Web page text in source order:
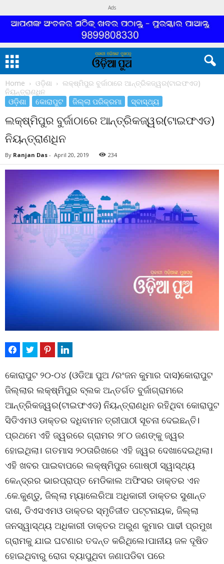
Ads
Home ଓଡ଼ିଶା
ଲକ୍ଷ୍ମିପୁର ବୁର୍ଜାଠାରେ ଆନ୍ତ୍ରିକଜ୍ୱର(ଟାଇଫଏଡ)
ନିୟନ୍ତ୍ରାଣଧିନ
ଓଡ଼ିଶା କୋରାପୁଟ ଜିଲ୍ଲା ପରିକ୍ରମା ସ୍ବାସ୍ଥ୍ୟ
ଲକ୍ଷ୍ମିପୁର ବୁର୍ଜାଠାରେ ଆନ୍ତ୍ରିକଜ୍ୱର(ଟାଇଫଏଡ)
ନିୟନ୍ତ୍ରାଣଧିନ
By Ranjan Das - April 20, 2019 234
କୋରାପୁଟ ୨୦-୦୪ (ଓଡିଆ ପୁଅ /ରଂଜନ କୁମାର ଦାସ)କୋରାପୁଟ
ଜିଲ୍ଲାର ଲକ୍ଷ୍ମିପୁର ବ୍ଲକ ଅନ୍ତର୍ଗତ ବୁର୍ଜାଗ୍ରାମରେ
ଆନ୍ତ୍ରିକଜ୍ୱର(ଟାଇଫଏଡ) ନିୟନ୍ତ୍ରାଣଧିନ ରହିଥିବା କୋରାପୁଟ
ସିଡିଏମଓ ଡାକ୍ତର ଦଧିବାମନ ତ୍ରୀପାଠୀ ସୂଚନା ଦେଇଛନ୍ତି।
ପ୍ରଥମେ ଏହି ଜ୍ୱରରେ ଗ୍ରାମର ୨୮୦ ଜଣଙ୍କୁ ଜ୍ୱର
ହୋଇଥିଲା। ଗତମାସ ୨୦ତାରିଖରେ ଏହି ଜ୍ୱର ଦେଖାଦେଇଥିଲା।
ଏହି ଖବର ପାଇବାପରେ ଲକ୍ଷ୍ମିପୁର ଗୋଷ୍ଠୀ ସ୍ୱାସ୍ଥ୍ୟ
କେନ୍ଦ୍ରର ଭାରପ୍ରାପ୍ତ ମେଡିକାଲ ଅଫିସର ଡାକ୍ତର ଏନ
.କେ.କୁଣ୍ଡୁ, ଜିଲ୍ଲା ମ୍ୟାଲେରିଆ ଅଧିକାରୀ ଡାକ୍ତର ସୁଶାନ୍ତ
ଦାଶ, ଡିଏସଏମଓ ଡାକ୍ତର ସ୍ମୃତିଜୀତ ପଟ୍ଟନାୟକ, ଜିଲ୍ଲା
ଜନସ୍ୱାସ୍ଥ୍ୟ ଅଧିକାରୀ ଡାକ୍ତର ଅରୁଣ କୁମାର ପାଢୀ ପ୍ରମୁଖ
ଗ୍ରାମକୁ ଯାଇ ଘଟଣାର ତଦନ୍ତ କରିଥିଲେ।ପାନୀୟ ଜଳ ଦୂଷିତ
ହୋଇଥିବାରୁ ରୋଗ ବ୍ୟାପୁଥିବା ଜଣାପଡିବା ପରେ